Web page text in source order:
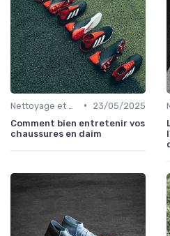
•
23/05/2025
Comment bien entretenir vos
chaussures en daim